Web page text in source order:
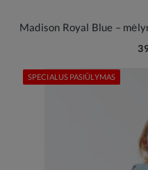
SPECIALUS PASIŪLYMAS